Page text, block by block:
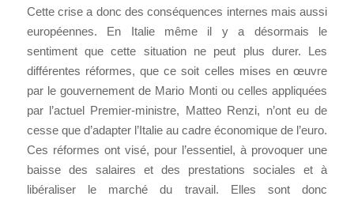
Cette crise a donc des conséquences internes mais aussi
européennes. En Italie même il y a désormais le
sentiment que cette situation ne peut plus durer. Les
différentes réformes, que ce soit celles mises en œuvre
par le gouvernement de Mario Monti ou celles appliquées
par l’actuel Premier-ministre, Matteo Renzi, n’ont eu de
cesse que d’adapter l’Italie au cadre économique de l’euro.
Ces réformes ont visé, pour l’essentiel, à provoquer une
baisse des salaires et des prestations sociales et à
libéraliser le marché du travail. Elles sont donc